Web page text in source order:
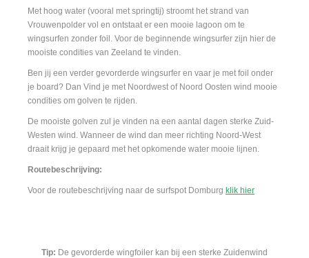
Met hoog water (vooral met springtij) stroomt het strand van
Vrouwenpolder vol en ontstaat er een mooie lagoon om te
wingsurfen zonder foil. Voor de beginnende wingsurfer zijn hier de
mooiste condities van Zeeland te vinden.
Ben jij een verder gevorderde wingsurfer en vaar je met foil onder
je board? Dan Vind je met Noordwest of Noord Oosten wind mooie
condities om golven te rijden.
De mooiste golven zul je vinden na een aantal dagen sterke Zuid-
Westen wind. Wanneer de wind dan meer richting Noord-West
draait krijg je gepaard met het opkomende water mooie lijnen.
Routebeschrijving:
Voor de routebeschrijving naar de surfspot Domburg klik hier
Tip: De gevorderde wingfoiler kan bij een sterke Zuidenwind